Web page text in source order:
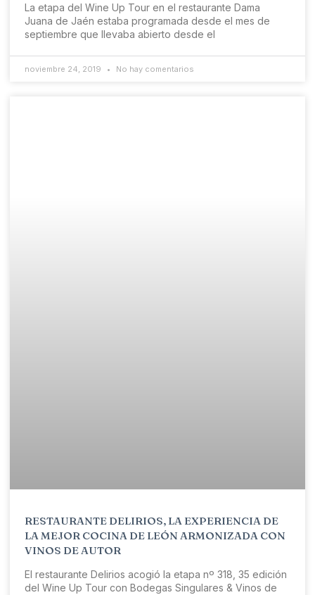
La etapa del Wine Up Tour en el restaurante Dama
Juana de Jaén estaba programada desde el mes de
septiembre que llevaba abierto desde el
noviembre 24, 2019 No hay comentarios
RESTAURANTE DELIRIOS, LA EXPERIENCIA DE
LA MEJOR COCINA DE LEÓN ARMONIZADA CON
VINOS DE AUTOR
El restaurante Delirios acogió la etapa nº 318, 35 edición
del Wine Up Tour con Bodegas Singulares & Vinos de